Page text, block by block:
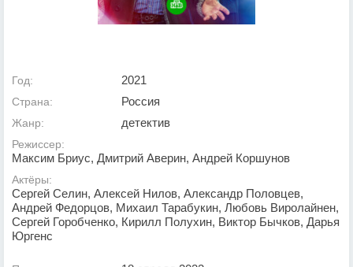
Год: 2021
Страна: Россия
Жанр: детектив
Режиссер:
Максим Бриус, Дмитрий Аверин, Андрей Коршунов
Актёры:
Сергей Селин, Алексей Нилов, Александр Половцев,
Андрей Федорцов, Михаил Тарабукин, Любовь Виролайнен,
Сергей Горобченко, Кирилл Полухин, Виктор Бычков, Дарья
Юргенс